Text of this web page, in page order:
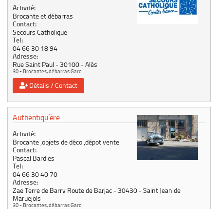
Activité:
Brocante et débarras
Contact:
Secours Catholique
Tel:
04 66 30 18 94
Adresse:
Rue Saint Paul 30100 Alès
30 - Brocantes, débarras Gard
Détails / Contact
Authentiqu’ère
Activité:
Brocante ,objets de déco ,dépot vente
Contact:
Pascal Bardies
Tel:
04 66 30 40 70
Adresse:
Zae Terre de Barry Route de Barjac 30430
Saint Jean de
Maruejols
30 - Brocantes, débarras Gard